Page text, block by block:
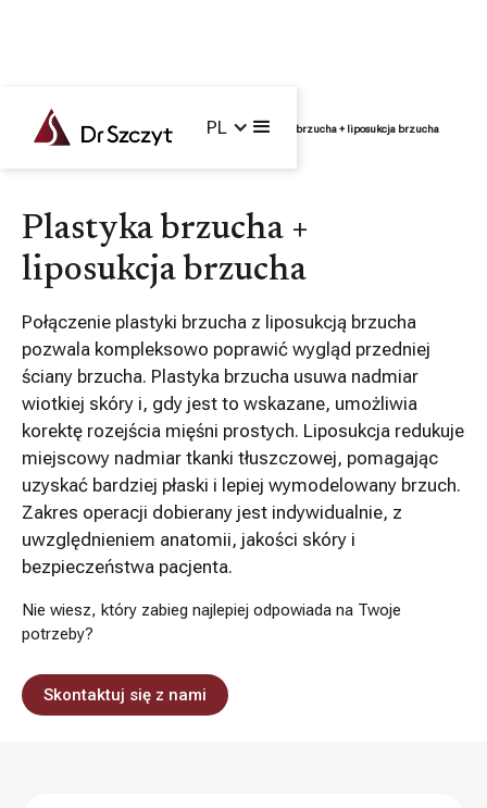
PL
Główna / Zabiegi /Operacje łączone /Plastyka brzucha + liposukcja brzucha
Plastyka brzucha +
liposukcja brzucha
Połączenie plastyki brzucha z liposukcją brzucha
pozwala kompleksowo poprawić wygląd przedniej
ściany brzucha. Plastyka brzucha usuwa nadmiar
wiotkiej skóry i, gdy jest to wskazane, umożliwia
korektę rozejścia mięśni prostych. Liposukcja redukuje
miejscowy nadmiar tkanki tłuszczowej, pomagając
uzyskać bardziej płaski i lepiej wymodelowany brzuch.
Zakres operacji dobierany jest indywidualnie, z
uwzględnieniem anatomii, jakości skóry i
bezpieczeństwa pacjenta.
Nie wiesz, który zabieg najlepiej odpowiada na Twoje
potrzeby?
Skontaktuj się z nami